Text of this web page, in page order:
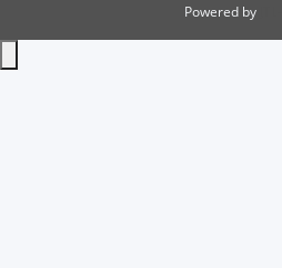
Powered by